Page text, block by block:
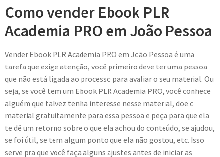
Como vender Ebook PLR
Academia PRO em João Pessoa
Vender Ebook PLR Academia PRO em João Pessoa é uma
tarefa que exige atenção, você primeiro deve ter uma pessoa
que não está ligada ao processo para avaliar o seu material. Ou
seja, se você tem um Ebook PLR Academia PRO, você conhece
alguém que talvez tenha interesse nesse material, doe o
material gratuitamente para essa pessoa e peça para que ela
te dê um retorno sobre o que ela achou do conteúdo, se ajudou,
se foi útil, se tem algum ponto que ela não gostou, etc. Isso
serve pra que você faça alguns ajustes antes de iniciar as